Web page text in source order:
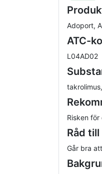
Adoport,
ATC-
L04AD02
Risken
Råd
Går bra